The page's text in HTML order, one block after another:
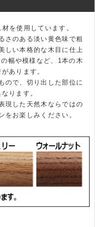
を使用しています。
さのある淡い黄色味で粗
しい本格的な木目に仕上
幅や模様など、1本の木
あります。
ので、切り出した部位に
ります。
現した天然木ならではの
をお楽しみください。